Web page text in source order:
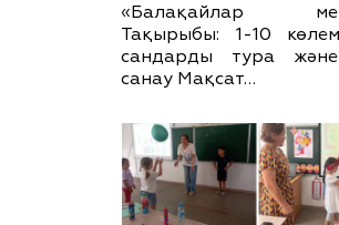
«Балақайлар
Тақырыбы: 1-10
сандарды тура
санау Мақсат…